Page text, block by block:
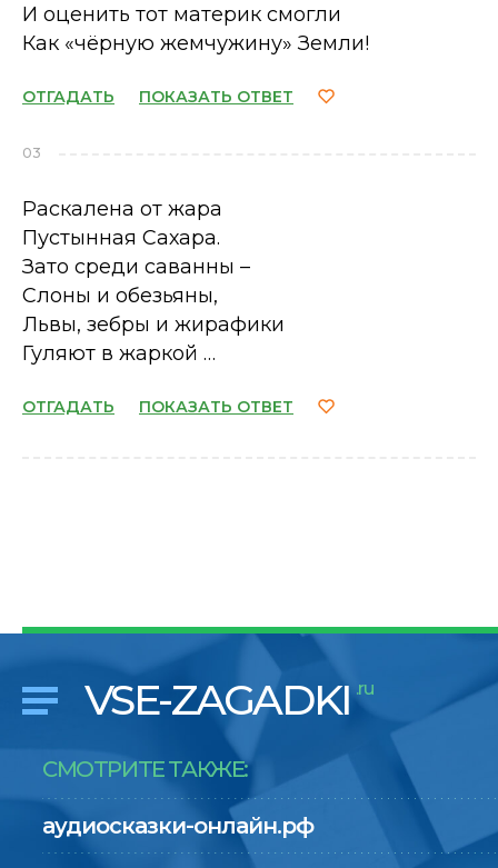
И оценить тот материк смогли
Как «чёрную жемчужину» Земли!
ОТГАДАТЬ ПОКАЗАТЬ ОТВЕТ
03
Раскалена от жара
Пустынная Сахара.
Зато среди саванны –
Слоны и обезьяны,
Львы, зебры и жирафики
Гуляют в жаркой …
ОТГАДАТЬ ПОКАЗАТЬ ОТВЕТ
VSE-ZAGADKI .ru
СМОТРИТЕ ТАКЖЕ:
аудиосказки-онлайн.рф